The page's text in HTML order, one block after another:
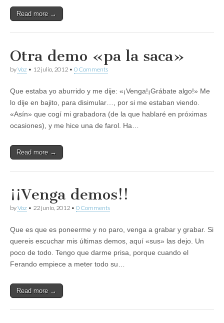
Read more →
Otra demo «pa la saca»
byVoz • 12 julio, 2012 • 0 Comments
Que estaba yo aburrido y me dije: «¡Venga!¡Grábate algo!» Me
lo dije en bajito, para disimular…, por si me estaban viendo.
«Asín» que cogí mi grabadora (de la que hablaré en próximas
ocasiones), y me hice una de farol. Ha…
Read more →
¡¡Venga demos!!
byVoz • 22 junio, 2012 • 0 Comments
Que es que es poneerme y no paro, venga a grabar y grabar. Si
quereis escuchar mis últimas demos, aquí «sus» las dejo. Un
poco de todo. Tengo que darme prisa, porque cuando el
Ferando empiece a meter todo su…
Read more →